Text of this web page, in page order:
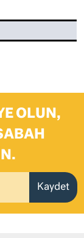
OLUN,
Kaydet